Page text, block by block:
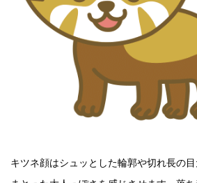
キツネ顔はシュッとした輪郭や切れ長の